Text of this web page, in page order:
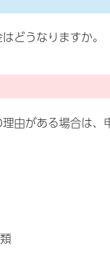
どうなりますか。
由がある場合は、